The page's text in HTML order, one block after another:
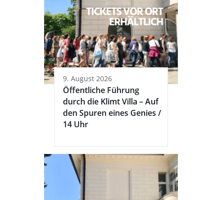
9. August 2026
Öffentliche Führung
durch die Klimt Villa – Auf
den Spuren eines Genies /
14 Uhr